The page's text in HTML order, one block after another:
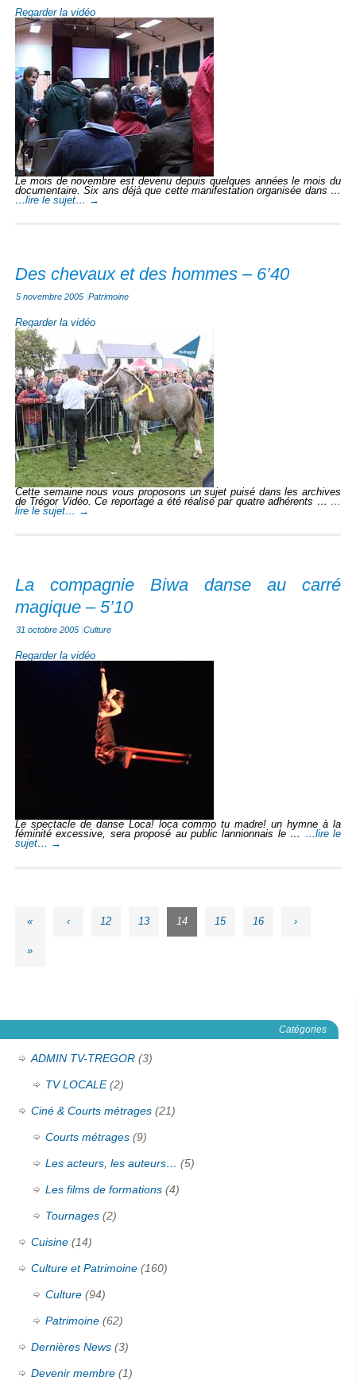
Regarder la vidéo
Le mois de novembre est devenu depuis quelques années le mois du
documentaire. Six ans déjà que cette manifestation organisée dans …
…lire le sujet… →
Des chevaux et des hommes – 6’40
5 novembre 2005 |Patrimoine
Regarder la vidéo
Cette semaine nous vous proposons un sujet puisé dans les archives
de Trégor Vidéo. Ce reportage a été réalisé par quatre adhérents … …
lire le sujet… →
La compagnie Biwa danse au carré
magique – 5’10
31 octobre 2005 Culture
Regarder la vidéo
Le spectacle de danse Loca! loca commo tu madre! un hymne à la
féminité excessive, sera proposé au public lannionnais le … …lire le
sujet… →
« ‹ 12 13 14 15 16 ›
»
Catégories
ADMIN TV-TREGOR (3)
TV LOCALE(2)
Ciné & Courts métrages (21)
Courts métrages (9)
Les acteurs, les auteurs… (5)
Les films de formations (4)
Tournages (2)
Cuisine (14)
Culture et Patrimoine (160)
Culture (94)
Patrimoine (62)
Dernières News (3)
Devenir membre (1)